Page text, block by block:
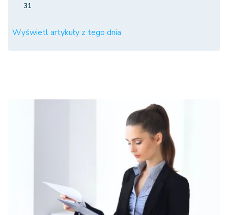
31
Wyświetl artykuły z tego dnia